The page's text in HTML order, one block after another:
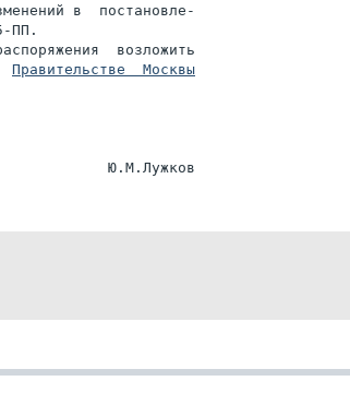
в  постановле-
ПП.
возложить
Правительстве  Москвы